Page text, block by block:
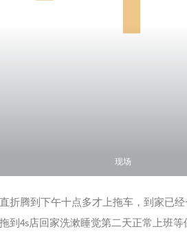
现场
折腾到下午十点多才上拖车，到家已
到4s店回家洗漱睡觉第二天正常上班等